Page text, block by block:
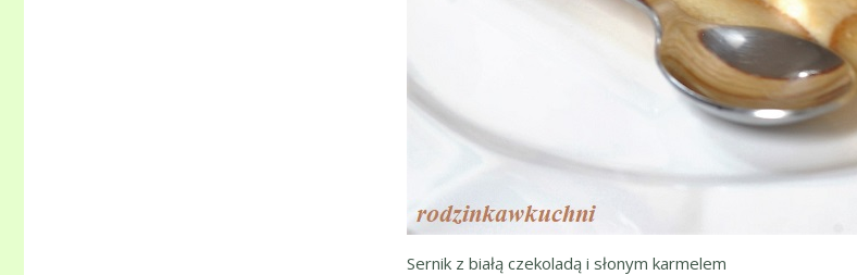
Sernik z białą czekoladą i słonym karmelem